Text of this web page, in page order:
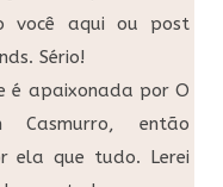
você aqui ou post
Sério!
é apaixonada por O
Casmurro, então
ela que tudo. Lerei